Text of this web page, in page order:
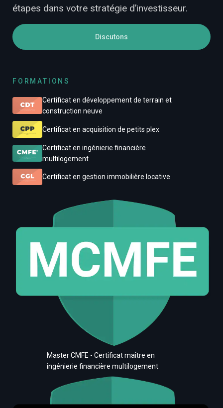
étapes dans votre stratégie d’investisseur.
Discutons
FORMATIONS
Certificat en développement de terrain et
construction neuve
Certificat en acquisition de petits plex
Certificat en ingénierie financière
multilogement
Certificat en gestion immobilière locative
Master CMFE - Certificat maître en
ingénierie financière multilogement